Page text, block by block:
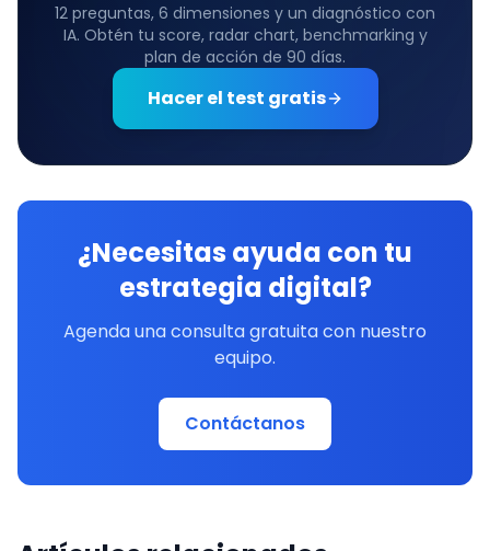
12 preguntas, 6 dimensiones y un diagnóstico con
IA. Obtén tu score, radar chart, benchmarking y
plan de acción de 90 días.
Hacer el test gratis
¿Necesitas ayuda con tu
estrategia digital?
Agenda una consulta gratuita con nuestro
equipo.
Contáctanos